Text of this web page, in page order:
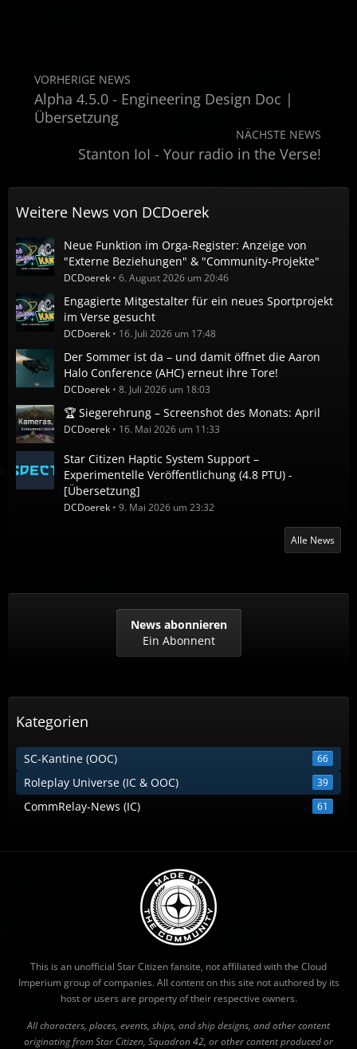
VORHERIGE NEWS
Alpha 4.5.0 - Engineering Design Doc |
Übersetzung
NÄCHSTE NEWS
Stanton IoI - Your radio in the Verse!
Weitere News von DCDoerek
Neue Funktion im Orga-Register: Anzeige von
"Externe Beziehungen" & "Community-Projekte"
DCDoerek 6. August 2026 um 20:46
Engagierte Mitgestalter für ein neues Sportprojekt
im Verse gesucht
DCDoerek 16. Juli 2026 um 17:48
Der Sommer ist da – und damit öffnet die Aaron
Halo Conference (AHC) erneut ihre Tore!
DCDoerek 8. Juli 2026 um 18:03
🏆 Siegerehrung – Screenshot des Monats: April
DCDoerek 16. Mai 2026 um 11:33
Star Citizen Haptic System Support –
Experimentelle Veröffentlichung (4.8 PTU) -
[Übersetzung]
DCDoerek 9. Mai 2026 um 23:32
Alle News
News abonnieren
Ein Abonnent
Kategorien
SC-Kantine (OOC) 66
Roleplay Universe (IC & OOC) 39
CommRelay-News (IC) 61
This is an unofficial Star Citizen fansite, not affiliated with the Cloud
Imperium group of companies. All content on this site not authored by its
host or users are property of their respective owners.
All characters, places, events, ships, and ship designs, and other content
originating from Star Citizen, Squadron 42, or other content produced or